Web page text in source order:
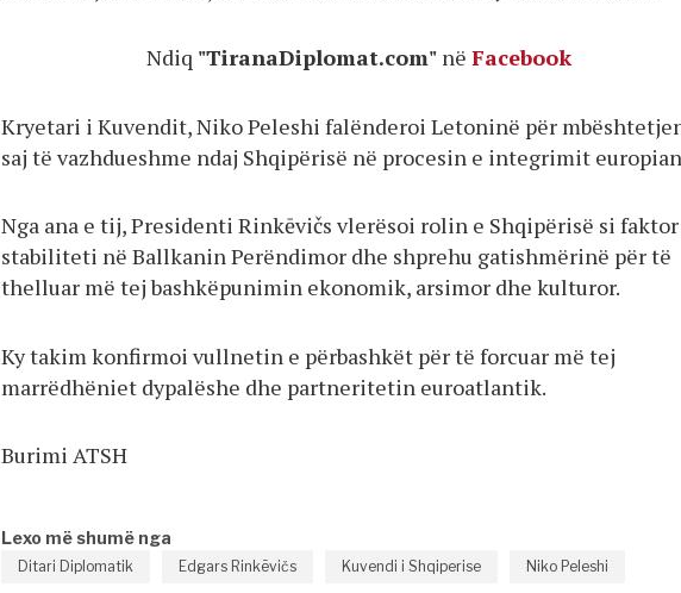
Ndiq "TiranaDiplomat.com" në Facebook
Kryetari i Kuvendit, Niko Peleshi falënderoi Letoninë për
saj të vazhdueshme ndaj Shqipërisë në procesin e integrimit
Nga ana e tij, Presidenti Rinkēvičs vlerësoi rolin e Shqipërisë si faktor
stabiliteti në Ballkanin Perëndimor dhe shprehu gatishmërinë për të
thelluar më tej bashkëpunimin ekonomik, arsimor dhe kulturor.
Ky takim konfirmoi vullnetin e përbashkët për të forcuar më tej
marrëdhëniet dypalëshe dhe partneritetin euroatlantik.
Burimi ATSH
Lexo më shumë nga
Ditari Diplomatik Edgars Rinkēvičs Kuvendi i Shqiperise Niko Peleshi